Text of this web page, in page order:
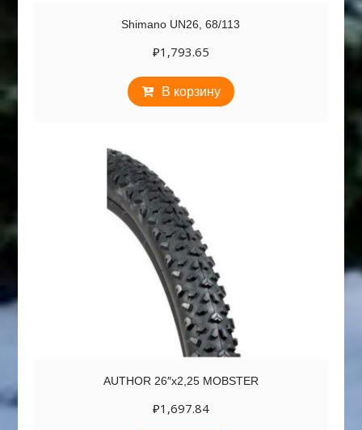
Shimano UN26, 68/113
₽1,793.65
В корзину
AUTHOR 26″х2,25 MOBSTER
₽1,697.84